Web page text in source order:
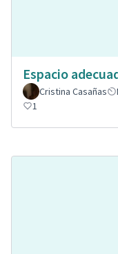
Espacio
Cristina Casañas
1